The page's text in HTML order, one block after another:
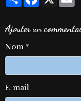
Ajouter un
Nom
E-mail